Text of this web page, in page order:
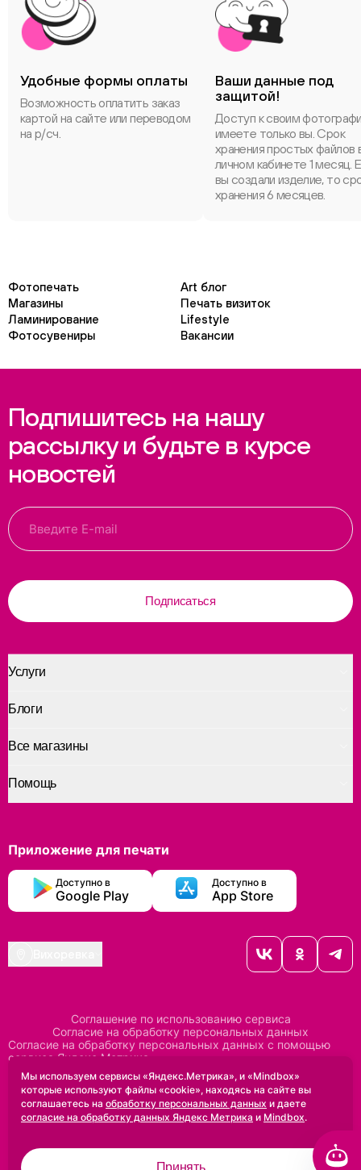
Удобные формы оплаты
Возможность оплатить заказ
картой на сайте или переводом
на р/сч.
Ваши данные под
защитой!
Доступ к своим
имеете только вы. Срок
хранения простых файлов
личном кабинете 1 месяц.
вы создали изделие, то
хранения 6 месяцев.
Фотопечать
Art блог
Магазины
Печать визиток
Ламинирование
Lifestyle
Фотосувениры
Вакансии
Подпишитесь на нашу
рассылку и будьте в курсе
новостей
Подписаться
Услуги
Помощь
Блоги
Все магазины
Приложение для печати
Доступно в
Google Play
Доступно в
App Store
Дизайн сделан вUprock
Соглашение по использованию сервиса
Согласие на обработку персональных данных
Согласие на обработку персональных данных с помощью
сервиса Яндекс Метрика
Согласие на обработку персональных данных с помощью
сервиса Mindbox
Положение по обработке персональных данных
Политика конфиденциальностиДоговор оферты
Мы используем сервисы «Яндекс.Метрика», и «Mindbox»
которые используют файлы «cookie», находясь на сайте вы
соглашаетесь на обработку персональных данных и даете
согласие на обработку данных Яндекс Метрика и Mindbox.
Принять